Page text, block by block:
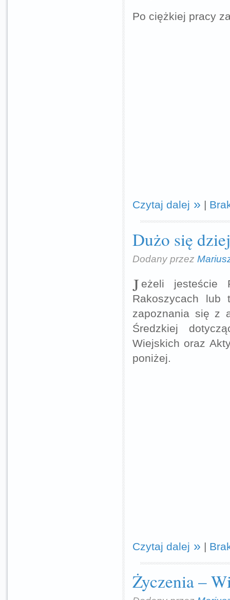
Po ciężkiej pracy
Czytaj dalej |
Dużo się
Dodany przez
J eżeli jesteście
Rakoszycach lub
zapoznania się z
Średzkiej
Wiejskich oraz
poniżej.
Czytaj dalej |
Życzenia –